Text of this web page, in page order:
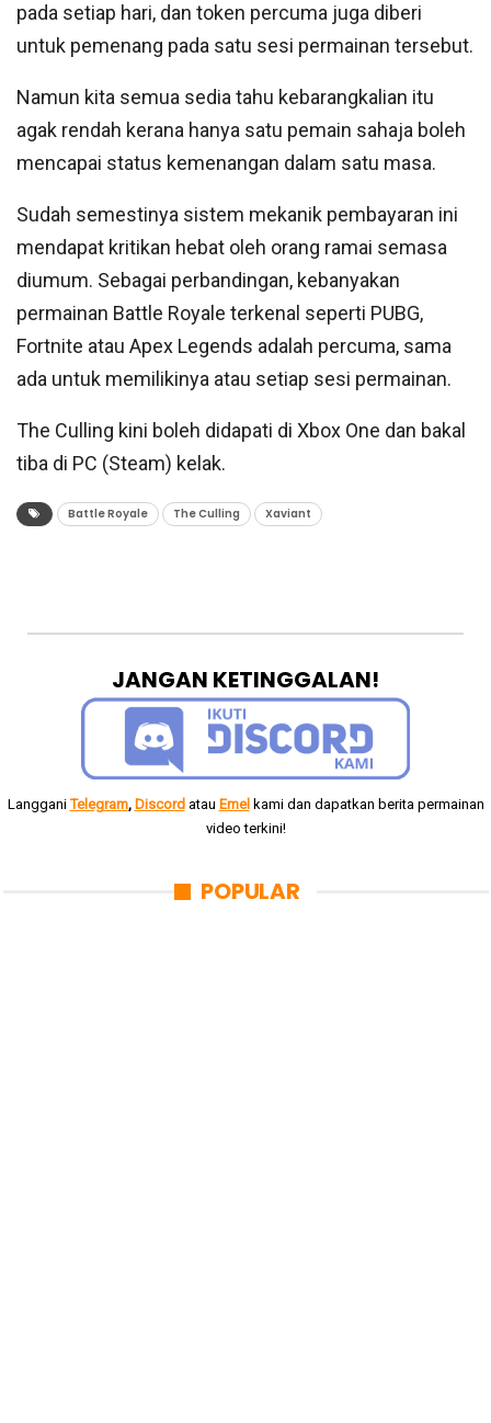
pada setiap hari, dan token percuma juga diberi
untuk pemenang pada satu sesi permainan tersebut.
Namun kita semua sedia tahu kebarangkalian itu
agak rendah kerana hanya satu pemain sahaja boleh
mencapai status kemenangan dalam satu masa.
Sudah semestinya sistem mekanik pembayaran ini
mendapat kritikan hebat oleh orang ramai semasa
diumum. Sebagai perbandingan, kebanyakan
permainan Battle Royale terkenal seperti PUBG,
Fortnite atau Apex Legends adalah percuma, sama
ada untuk memilikinya atau setiap sesi permainan.
The Culling kini boleh didapati di Xbox One dan bakal
tiba di PC (Steam) kelak.
Battle Royale The Culling Xaviant
JANGAN KETINGGALAN!
LangganiTelegram, Discordatau Emel kami dan dapatkan berita permainan
video terkini!
POPULAR